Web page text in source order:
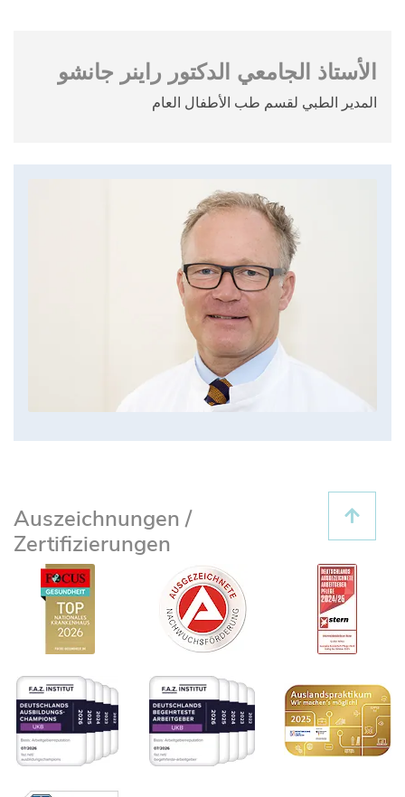
الأستاذ الجامعي الدكتور راينر جانشو
المدير الطبي لقسم طب الأطفال العام
Auszeichnungen /
Zertifizierungen